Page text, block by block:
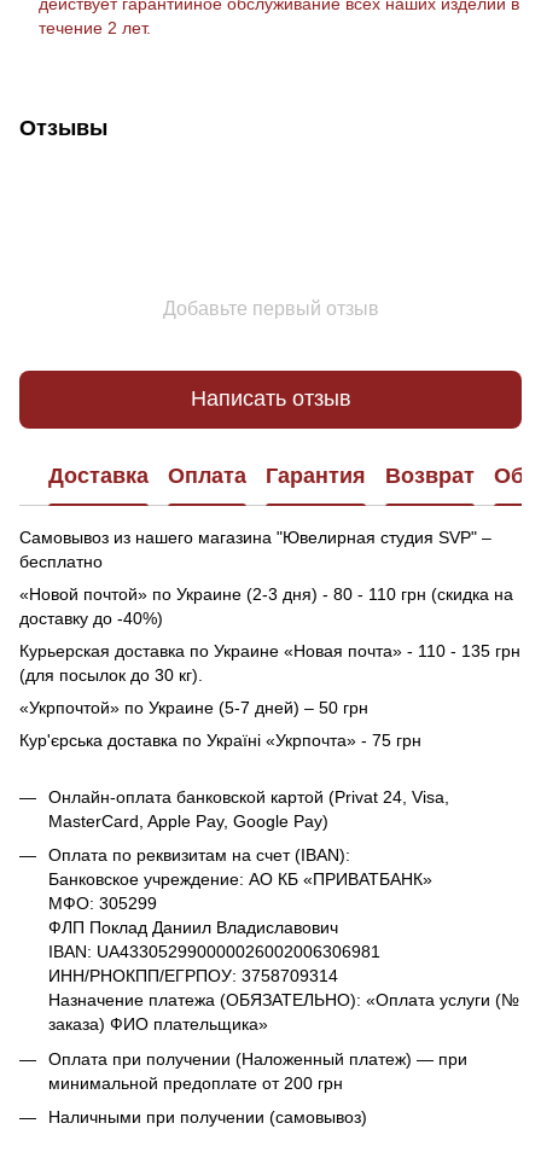
течение 2 лет.
Отзывы
Добавьте первый отзыв
Написать отзыв
Доставка Оплата Гарантия Возврат
Самовывоз из нашего магазина "Ювелирная студия SVP" –
бесплатно
«Новой почтой» по Украине (2-3 дня) - 80 - 110 грн (скидка на
доставку до -40%)
Курьерская доставка по Украине «Новая почта» - 110 - 135 грн
(для посылок до 30 кг).
«Укрпочтой» по Украине (5-7 дней) – 50 грн
Кур'єрська доставка по Україні «Укрпочта» - 75 грн
Онлайн-оплата банковской картой (Privat 24, Visa,
MasterCard, Apple Pay, Google Pay)
Оплата по реквизитам на счет (IBAN):
Банковское учреждение: АО КБ «ПРИВАТБАНК»
МФО: 305299
ФЛП Поклад Даниил Владиславович
IBAN: UA433052990000026002006306981
ИНН/РНОКПП/ЕГРПОУ: 3758709314
Назначение платежа (ОБЯЗАТЕЛЬНО): «Оплата услуги (№
заказа) ФИО плательщика»
Оплата при получении (Наложенный платеж) — при
минимальной предоплате от 200 грн
Наличными при получении (самовывоз)